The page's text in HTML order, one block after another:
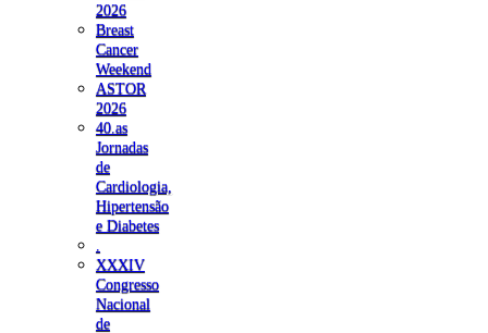
2026
Breast
Cancer
Weekend
ASTOR
2026
40.as
Jornadas
de
Cardiologia,
Hipertensão
e Diabetes
XXXIV
Congresso
Nacional
de